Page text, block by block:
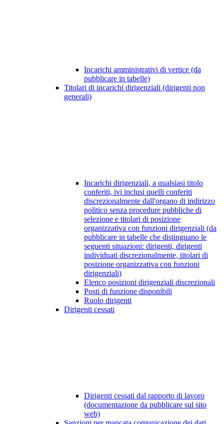
Incarichi amministrativi di vertice (da
pubblicare in tabelle)
Titolari di incarichi dirigenziali (dirigenti non
generali)
Incarichi dirigenziali, a qualsiasi titolo
conferiti, ivi inclusi quelli conferiti
discrezionalmente dall'organo di indirizzo
politico senza procedure pubbliche di
selezione e titolari di posizione
organizzativa con funzioni dirigenziali (da
pubblicare in tabelle che distinguano le
seguenti situazioni: dirigenti, dirigenti
individuati discrezionalmente, titolari di
posizione organizzativa con funzioni
dirigenziali)
Elenco posizioni dirigenziali discrezionali
Posti di funzione disponibili
Ruolo dirigenti
Dirigenti cessati
Dirigenti cessati dal rapporto di lavoro
(documentazione da pubblicare sul sito
web)